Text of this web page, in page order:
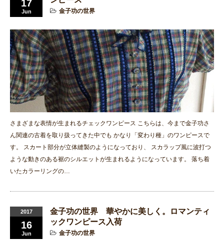
17
Jun 金子功の世界
さまざまな表情が生まれるチェックワンピース こちらは、今まで金子功さ
ん関連の古着を取り扱ってきた中でも かなり「変わり種」のワンピースで
す。 スカート部分が立体縫製のようになっており、 スカラップ風に波打つ
ような動きのある裾のシルエットが生まれるようになっています。 落ち着
いたカラーリングの…
2017
16
Jun
金子功の世界 華やかに美しく。ロマンティ
ックワンピース入荷
金子功の世界